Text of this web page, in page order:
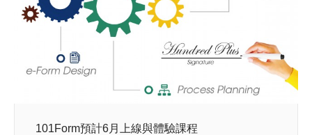
101Form預計6月上線與體驗課程